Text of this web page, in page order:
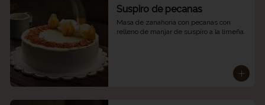
Suspiro de pecanas
Masa de zanahoria con pecanas con
relleno de manjar de suspiro a la limeña.